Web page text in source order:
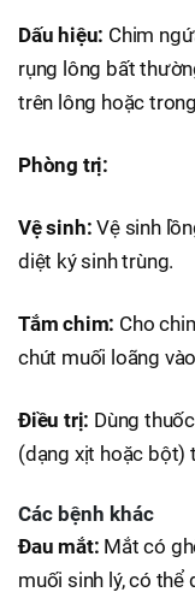
Dấu hiệu: Chim
rụng lông bất
trên lông hoặc
Phòng trị:
Vệ sinh: Vệ sinh
diệt ký sinh trùng.
Tắm chim: Cho
chút muối loãng
Điều trị: Dùng
(dạng xịt hoặc bột)
Các bệnh khác
Đau mắt: Mắt có
muối sinh lý, có thể